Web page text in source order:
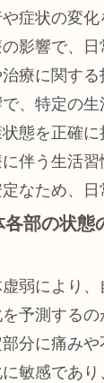
症状の変化
影響で、日
療に関す
、特定の
態を正確
伴う生活
なため、
各部の状態
弱により
予測するの
分に痛み
敏感であ